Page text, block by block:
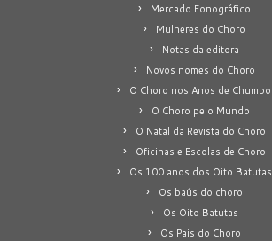
Mercado Fonográfico
Mulheres do Choro
Notas da editora
Novos nomes do Choro
O Choro nos Anos de Chumbo
O Choro pelo Mundo
O Natal da Revista do Choro
Oficinas e Escolas de Choro
Os 100 anos dos Oito Batutas
Os baús do choro
Os Oito Batutas
Os Pais do Choro